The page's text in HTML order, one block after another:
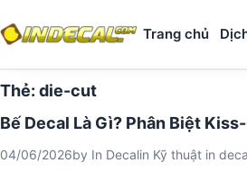
Trang chủ
Thẻ: die-cut
Bế Decal Là Gì? Phân Biệt
04/06/2026by In Decalin Kỹ thuật in